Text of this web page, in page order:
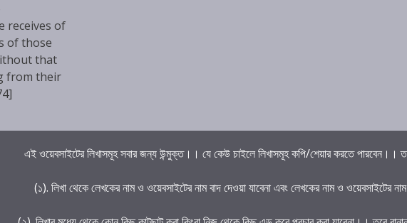
receives of
of those
that
from their
এই ওয়েবসাইটের লিখাসমূহ সবার জন্য উন্মুক্ত।। যে কেউ চাইলে লিখাসমূহ কপি/শেয়ার করতে পারবেন।।
(১). লিখা থেকে লেখকের নাম ও ওয়েবসাইটের নাম বাদ দেওয়া যাবেনা এবং লেখকের নাম ও ওয়েবসাইটের